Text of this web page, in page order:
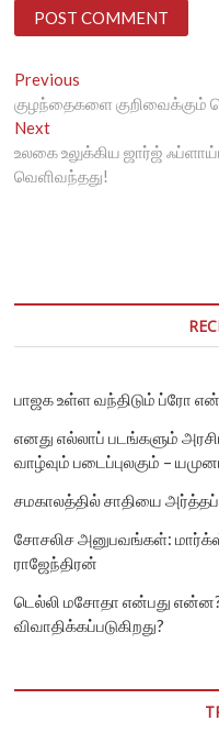
Post
navigation
Previous
post:
குழந்தைகளை
NextNext
post:
உலகை உலுக்கிய ஜார்ஜ்
வெளிவந்தது!
பாஜக உள்ள வந்திடும் ப்ரோ
எனது எல்லாப் படங்களும்
வாழ்வும் படைப்புலகும் –
சமகாலத்தில் சாதியை
சோசலிச அனுபவங்கள்:
ராஜேந்திரன்
டெல்லி மசோதா என்பது
விவாதிக்கப்படுகிறது?